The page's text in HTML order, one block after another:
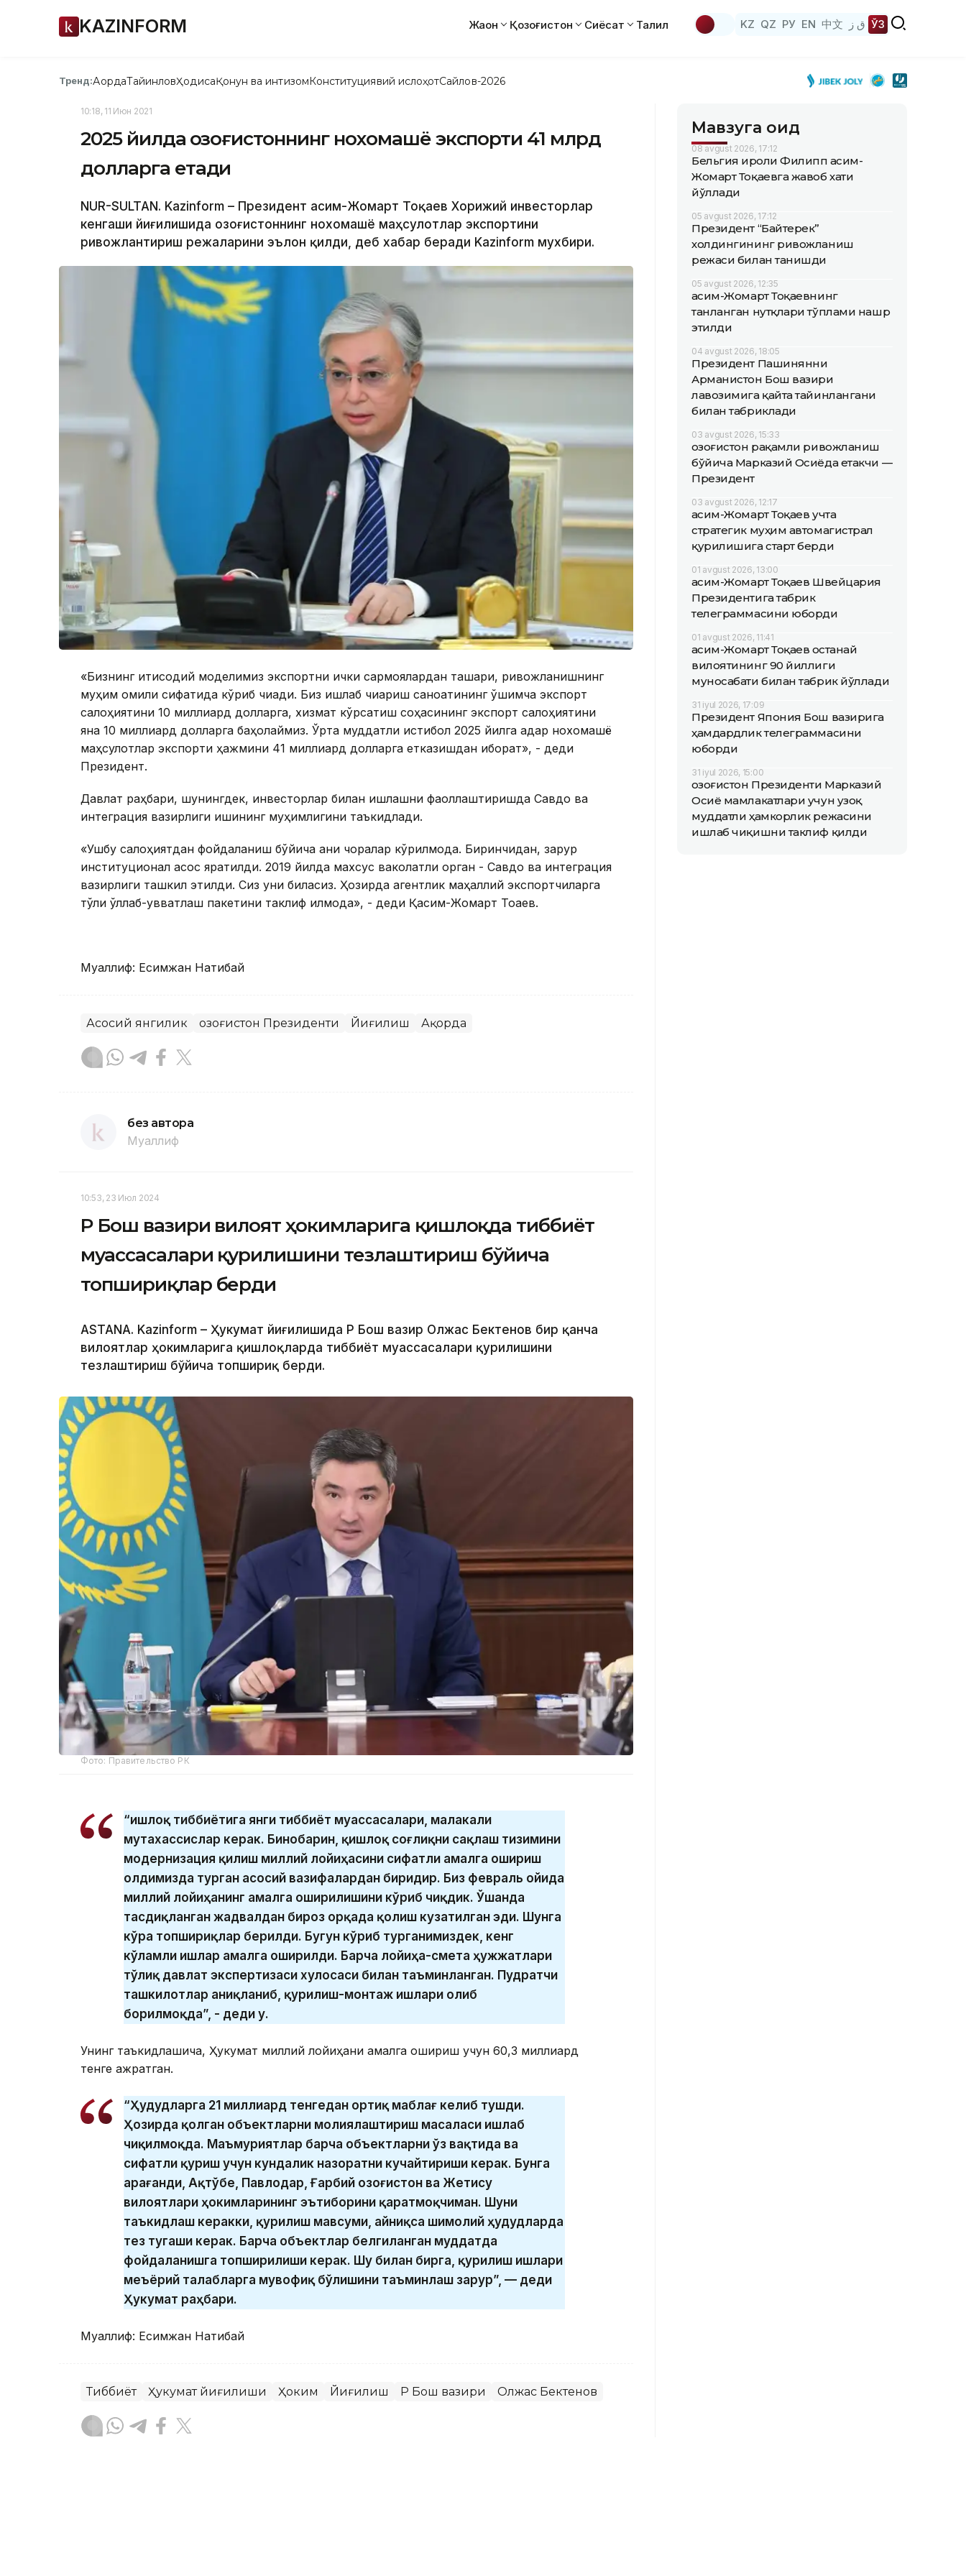
KAZINFORM Жаҳон Қозоғистон Сиёсат Таҳлил KZ QZ РУ EN 中文 ق ز ЎЗ
Тренд:АқордаТайинловҲодисаҚонун ва интизомКонституциявий ислоҳотСайлов-2026
10:18, 11 Июн 2021
2025 йилда Қозоғистоннинг нохомашё экспорти 41 млрд
долларга етади
NUR-SULTAN. Kazinform – Президент Қасим-Жомарт Тоқаев Хорижий инвесторлар
кенгаши йиғилишида Қозоғистоннинг нохомашё маҳсулотлар экспортини
ривожлантириш режаларини эълон қилди, деб хабар беради Kazinform мухбири.
«Бизнинг иқтисодий моделимиз экспортни ички сармоялардан ташқари, ривожланишнинг
муҳим омили сифатида кўриб чиқади. Биз ишлаб чиқариш саноатининг қўшимча экспорт
салоҳиятини 10 миллиард долларга, хизмат кўрсатиш соҳасининг экспорт салоҳиятини
яна 10 миллиард долларга баҳолаймиз. Ўрта муддатли истиқбол 2025 йилга қадар нохомашё
маҳсулотлар экспорти ҳажмини 41 миллиард долларга етказишдан иборат», - деди
Президент.
Давлат раҳбари, шунингдек, инвесторлар билан ишлашни фаоллаштиришда Савдо ва
интеграция вазирлиги ишининг муҳимлигини таъкидлади.
«Ушбу салоҳиятдан фойдаланиш бўйича аниқ чоралар кўрилмоқда. Биринчидан, зарур
институционал асос яратилди. 2019 йилда махсус ваколатли орган - Савдо ва интеграция
вазирлиги ташкил этилди. Сиз уни биласиз. Ҳозирда агентлик маҳаллий экспортчиларга
тўлиқ қўллаб-қувватлаш пакетини таклиф қилмоқда», - деди Қасим-Жомарт Тоқаев.
Муаллиф: Есимжан Нақтибай
Асосий янгилик Қозоғистон Президенти Йиғилиш Ақорда
без автора
Муаллиф
10:53, 23 Июл 2024
ҚР Бош вазири вилоят ҳокимларига қишлоқда тиббиёт
муассасалари қурилишини тезлаштириш бўйича
топшириқлар берди
ASTANA. Kazinform – Ҳукумат йиғилишида ҚР Бош вазир Олжас Бектенов бир қанча
вилоятлар ҳокимларига қишлоқларда тиббиёт муассасалари қурилишини
тезлаштириш бўйича топшириқ берди.
Фото: Правительство РК
“Қишлоқ тиббиётига янги тиббиёт муассасалари, малакали
мутахассислар керак. Бинобарин, қишлоқ соғлиқни сақлаш тизимини
модернизация қилиш миллий лойиҳасини сифатли амалга ошириш
олдимизда турган асосий вазифалардан биридир. Биз февраль ойида
миллий лойиҳанинг амалга оширилишини кўриб чиқдик. Ўшанда
тасдиқланган жадвалдан бироз орқада қолиш кузатилган эди. Шунга
кўра топшириқлар берилди. Бугун кўриб турганимиздек, кенг
кўламли ишлар амалга оширилди. Барча лойиҳа-смета ҳужжатлари
тўлиқ давлат экспертизаси хулосаси билан таъминланган. Пудратчи
ташкилотлар аниқланиб, қурилиш-монтаж ишлари олиб
борилмоқда”, - деди у.
Унинг таъкидлашича, Ҳукумат миллий лойиҳани амалга ошириш учун 60,3 миллиард
тенге ажратган.
“Ҳудудларга 21 миллиард тенгедан ортиқ маблағ келиб тушди.
Ҳозирда қолган объектларни молиялаштириш масаласи ишлаб
чиқилмоқда. Маъмуриятлар барча объектларни ўз вақтида ва
сифатли қуриш учун кундалик назоратни кучайтириши керак. Бунга
Қарағанди, Ақтўбе, Павлодар, Ғарбий Қозоғистон ва Жетису
вилоятлари ҳокимларининг эътиборини қаратмоқчиман. Шуни
таъкидлаш керакки, қурилиш мавсуми, айниқса шимолий ҳудудларда
тез тугаши керак. Барча объектлар белгиланган муддатда
фойдаланишга топширилиши керак. Шу билан бирга, қурилиш ишлари
меъёрий талабларга мувофиқ бўлишини таъминлаш зарур”, — деди
Ҳукумат раҳбари.
Муаллиф: Есимжан Нақтибай
Тиббиёт Ҳукумат йиғилиши Ҳоким Йиғилиш ҚР Бош вазири Олжас Бектенов
Мавзуга оид
08 avgust 2026, 17:12
Бельгия Қироли Филипп Қасим-
Жомарт Тоқаевга жавоб хати
йўллади
05 avgust 2026, 17:12
Президент “Байтерек”
холдингининг ривожланиш
режаси билан танишди
05 avgust 2026, 12:35
Қасим-Жомарт Тоқаевнинг
танланган нутқлари тўплами нашр
этилди
04 avgust 2026, 18:05
Президент Пашинянни
Арманистон Бош вазири
лавозимига қайта тайинлангани
билан табриклади
03 avgust 2026, 15:33
Қозоғистон рақамли ривожланиш
бўйича Марказий Осиёда етакчи —
Президент
03 avgust 2026, 12:17
Қасим-Жомарт Тоқаев учта
стратегик муҳим автомагистрал
қурилишига старт берди
01 avgust 2026, 13:00
Қасим-Жомарт Тоқаев Швейцария
Президентига табрик
телеграммасини юборди
01 avgust 2026, 11:41
Қасим-Жомарт Тоқаев Қостанай
вилоятининг 90 йиллиги
муносабати билан табрик йўллади
31 iyul 2026, 17:09
Президент Япония Бош вазирига
ҳамдардлик телеграммасини
юборди
31 iyul 2026, 15:00
Қозоғистон Президенти Марказий
Осиё мамлакатлари учун узоқ
муддатли ҳамкорлик режасини
ишлаб чиқишни таклиф қилди